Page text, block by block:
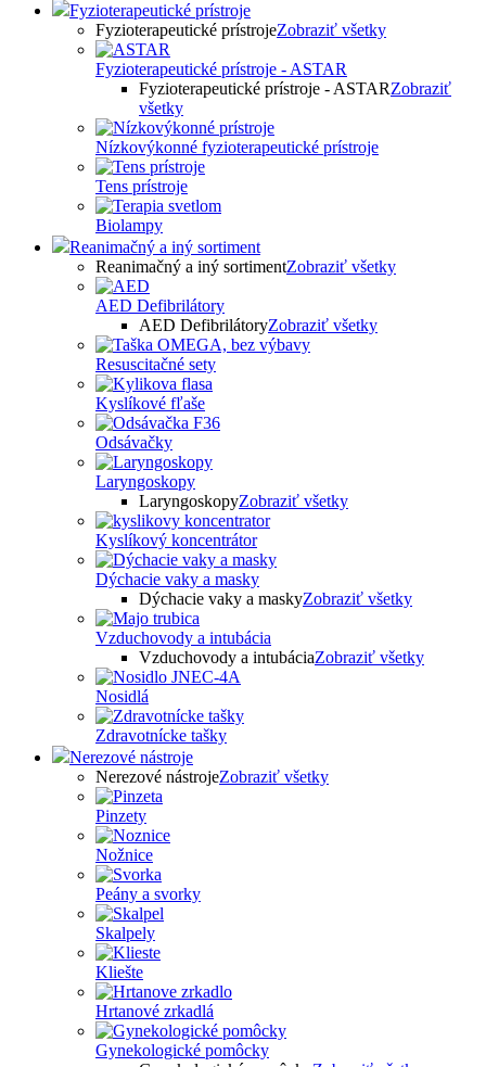
Fyzioterapeutické prístroje
Fyzioterapeutické prístrojeZobraziť všetky
Fyzioterapeutické prístroje - ASTAR
Fyzioterapeutické prístroje - ASTARZobraziť
všetky
Nízkovýkonné fyzioterapeutické prístroje
Tens prístroje
Biolampy
Reanimačný a iný sortiment
Reanimačný a iný sortimentZobraziť všetky
AED Defibrilátory
AED DefibrilátoryZobraziť všetky
Resuscitačné sety
Kyslíkové fľaše
Odsávačky
Laryngoskopy
LaryngoskopyZobraziť všetky
Kyslíkový koncentrátor
Dýchacie vaky a masky
Dýchacie vaky a maskyZobraziť všetky
Vzduchovody a intubácia
Vzduchovody a intubáciaZobraziť všetky
Nosidlá
Zdravotnícke tašky
Nerezové nástroje
Nerezové nástrojeZobraziť všetky
Pinzety
Nožnice
Peány a svorky
Skalpely
Kliešte
Hrtanové zrkadlá
Gynekologické pomôcky